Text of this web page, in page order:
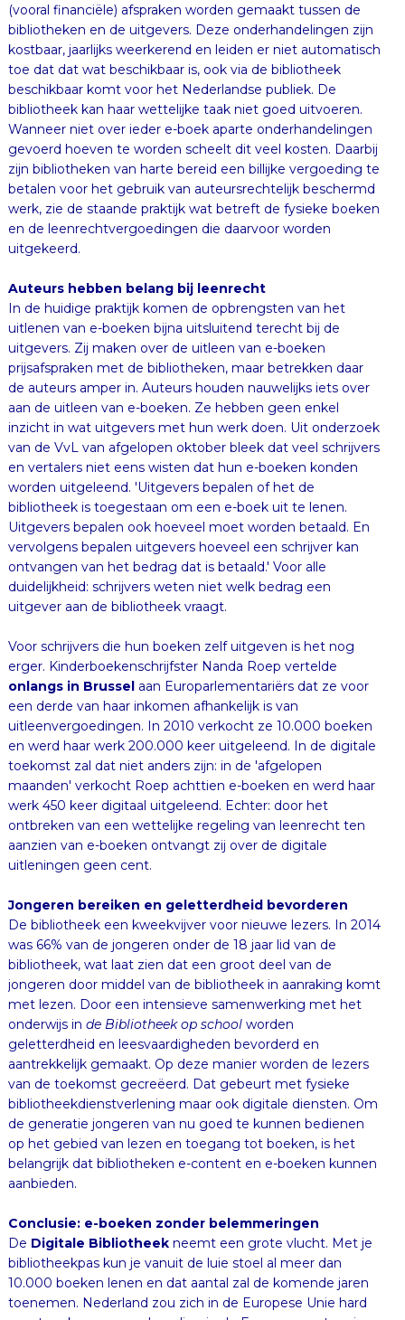
uitgekeerd.
Auteurs hebben belang bij leenrecht
In de huidige praktijk komen de opbrengsten van het
uitlenen van e-boeken bijna uitsluitend terecht bij de
uitgevers. Zij maken over de uitleen van e-boeken
prijsafspraken met de bibliotheken, maar betrekken daar
de auteurs amper in. Auteurs houden nauwelijks iets over
aan de uitleen van e-boeken. Ze hebben geen enkel
inzicht in wat uitgevers met hun werk doen. Uit onderzoek
van de VvL van afgelopen oktober bleek dat veel schrijvers
en vertalers niet eens wisten dat hun e-boeken konden
worden uitgeleend. 'Uitgevers bepalen of het de
bibliotheek is toegestaan om een e-boek uit te lenen.
Uitgevers bepalen ook hoeveel moet worden betaald. En
vervolgens bepalen uitgevers hoeveel een schrijver kan
ontvangen van het bedrag dat is betaald.' Voor alle
duidelijkheid: schrijvers weten niet welk bedrag een
uitgever aan de bibliotheek vraagt.
Voor schrijvers die hun boeken zelf uitgeven is het nog
erger. Kinderboekenschrijfster Nanda Roep vertelde
onlangs in Brussel aan Europarlementariërs dat ze voor
een derde van haar inkomen afhankelijk is van
uitleenvergoedingen. In 2010 verkocht ze 10.000 boeken
en werd haar werk 200.000 keer uitgeleend. In de digitale
toekomst zal dat niet anders zijn: in de 'afgelopen
maanden' verkocht Roep achttien e-boeken en werd haar
werk 450 keer digitaal uitgeleend. Echter: door het
ontbreken van een wettelijke regeling van leenrecht ten
aanzien van e-boeken ontvangt zij over de digitale
uitleningen geen cent.
Jongeren bereiken en geletterdheid bevorderen
De bibliotheek een kweekvijver voor nieuwe lezers. In 2014
was 66% van de jongeren onder de 18 jaar lid van de
bibliotheek, wat laat zien dat een groot deel van de
jongeren door middel van de bibliotheek in aanraking komt
met lezen. Door een intensieve samenwerking met het
onderwijs in de Bibliotheek op schoolworden
geletterdheid en leesvaardigheden bevorderd en
aantrekkelijk gemaakt. Op deze manier worden de lezers
van de toekomst gecreëerd. Dat gebeurt met fysieke
bibliotheekdienstverlening maar ook digitale diensten. Om
de generatie jongeren van nu goed te kunnen bedienen
op het gebied van lezen en toegang tot boeken, is het
belangrijk dat bibliotheken e-content en e-boeken kunnen
aanbieden.
Conclusie: e-boeken zonder belemmeringen
De Digitale Bibliotheekneemt een grote vlucht. Met je
bibliotheekpas kun je vanuit de luie stoel al meer dan
10.000 boeken lenen en dat aantal zal de komende jaren
toenemen. Nederland zou zich in de Europese Unie hard
moet maken om een bepaling in de Europese wetgeving
te krijgen die toepassing van het leenrecht op e-boeken